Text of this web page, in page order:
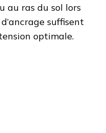
au ras du sol lors
suffisent
optimale.